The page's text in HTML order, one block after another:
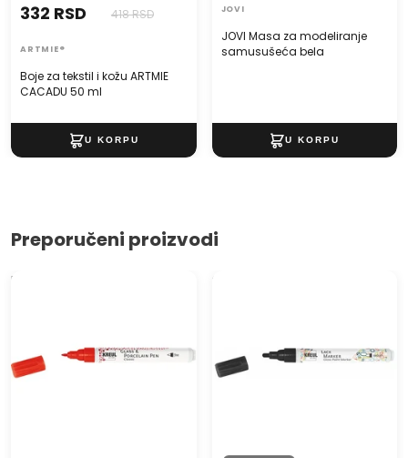
Boje za tekstil i kožu ARTMIE
CACADU 50 ml
332 RSD 418 RSD
ARTMIE®
JOVI Masa za modeliranje
samusušeća bela
JOVI
Preporučeni proizvodi
KREUL marker za porcelan
Sjajni lak marker Kreul